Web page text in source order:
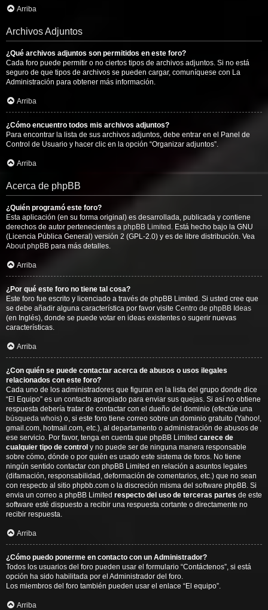
Arriba
Archivos Adjuntos
¿Qué archivos adjuntos son permitidos en este foro?
Cada foro puede permitir o no ciertos tipos de archivos adjuntos. Si no está
seguro de que tipos de archivos se pueden cargar, comuníquese con La
Administración para obtener más información.
Arriba
¿Cómo encuentro todos mis archivos adjuntos?
Para encontrar la lista de sus archivos adjuntos, debe entrar en el Panel de
Control de Usuario y hacer clic en la opción “Organizar adjuntos”.
Arriba
Acerca de phpBB
¿Quién programó este foro?
Esta aplicación (en su forma original) es desarrollada, publicada y contiene
derechos de autor pertenecientes a phpBB Limited . Está hecho bajo la GNU
(Licencia Pública General) versión 2 (GPL-2.0) y es de libre distribución. Vea
About phpBB para más detalles.
Arriba
¿Por qué este foro no tiene tal cosa?
Este foro fue escrito y licenciado a través de phpBB Limited. Si usted cree que
se debe añadir alguna característica por favor visite Centro de phpBB Ideas
(en Inglés), donde se puede votar en ideas existentes o sugerir nuevas
características.
Arriba
¿Con quién se puede contactar acerca de abusos o usos ilegales
relacionados con este foro?
Cada uno de los administradores que figuran en la lista del grupo donde dice
“El Equipo” es un contacto apropiado para enviar sus quejas. Si así no obtiene
respuesta debería tratar de contactar con el dueño del dominio (efectúe una
búsqueda whois) o, si este foro tiene correo sobre un dominio gratuito (Yahoo!,
gmail.com, hotmail.com, etc.), al departamento o administración de abusos de
ese servicio. Por favor, tenga en cuenta que phpBB Limited carece de
cualquier tipo de control y no puede ser de ninguna manera responsable
sobre cómo, dónde o por quién es usado este sistema de foros. No tiene
ningún sentido contactar con phpBB Limited en relación a asuntos legales
(difamación, responsabilidad, deformación de comentarios, etc.) que no sean
con respecto al sitio phpbb.com o la discreción misma del software phpBB. Si
envia un correo a phpBB Limited respecto del uso de terceras partes de este
software esté dispuesto a recibir una respuesta cortante o directamente no
recibir respuesta.
Arriba
¿Cómo puedo ponerme en contacto con un Administrador?
Todos los usuarios del foro pueden usar el formulario “Contáctenos”, si está
opción ha sido habilitada por el Administrador del foro.
Los miembros del foro también pueden usar el enlace “El equipo”.
Arriba